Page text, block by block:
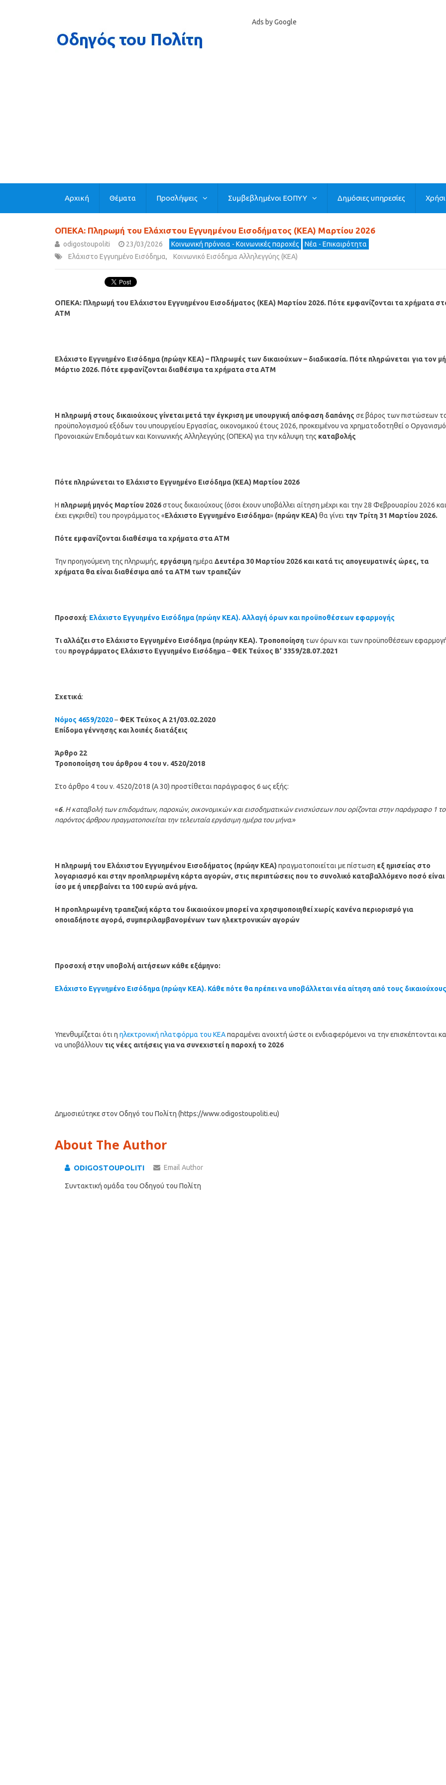
Ads by Google
Αρχική Θέματα Προσλήψεις Συμβεβλημένοι ΕΟΠΥΥ Δημόσιες υπηρεσίες
ΟΠΕΚΑ: Πληρωμή του Ελάχιστου Εγγυημένου Εισοδήματος (ΚΕΑ) Μαρτίου 2026
odigostoupoliti 23/03/2026 Κοινωνική πρόνοια - Κοινωνικές παροχές
Νέα - Επικαιρότητα
Ελάχιστο Εγγυημένο Εισόδημα, Κοινωνικό Εισόδημα Αλληλεγγύης (ΚΕΑ)
ΟΠΕΚΑ: Πληρωμή του Ελάχιστου Εγγυημένου Εισοδήματος (ΚΕΑ) Μαρτίου 2026. Πότε εμφανίζονται τα χρήματα
ΑΤΜ
Ελάχιστο Εγγυημένο Εισόδημα (πρώην ΚΕΑ) – Πληρωμές των δικαιούχων – διαδικασία. Πότε πληρώνεται για τον
Μάρτιο 2026. Πότε εμφανίζονται διαθέσιμα τα χρήματα στα ΑΤΜ
Η πληρωμή στους δικαιούχους γίνεται μετά την έγκριση με υπουργική απόφαση δαπάνης σε βάρος των πιστώσεων
προϋπολογισμού εξόδων του υπουργείου Εργασίας, οικονομικού έτους 2026, προκειμένου να χρηματοδοτηθεί ο
Προνοιακών Επιδομάτων και Κοινωνικής Αλληλεγγύης (ΟΠΕΚΑ) για την κάλυψη της καταβολής
Πότε πληρώνεται το Ελάχιστο Εγγυημένο Εισόδημα (ΚΕΑ) Μαρτίου 2026
Η πληρωμή μηνός Μαρτίου 2026στους δικαιούχους (όσοι έχουν υποβάλλει αίτηση μέχρι και την 28 Φεβρουαρίου 2026 και
έχει εγκριθεί) του προγράμματος «Ελάχιστο Εγγυημένο Εισόδημα» (πρώην ΚΕΑ) θα γίνει την Τρίτη 31 Μαρτίου 2026.
Πότε εμφανίζονται διαθέσιμα τα χρήματα στα ΑΤΜ
Την προηγούμενη της πληρωμής, εργάσιμηημέρα Δευτέρα 30 Μαρτίου 2026 και κατά τις απογευματινές ώρες, τα
χρήματα θα είναι διαθέσιμα από τα ΑΤΜ των τραπεζών
Προσοχή: Ελάχιστο Εγγυημένο Εισόδημα (πρώην ΚΕΑ). Αλλαγή όρων και προϋποθέσεων εφαρμογής
Τι αλλάζει στο Ελάχιστο Εγγυημένο Εισόδημα (πρώην ΚΕΑ). Τροποποίηση των όρων και των προϋποθέσεων
του προγράμματος Ελάχιστο Εγγυημένο Εισόδημα– ΦΕΚ Τεύχος B’ 3359/28.07.2021
Σχετικά:
Νόμος 4659/2020– ΦΕΚ Τεύχος A 21/03.02.2020
Επίδομα γέννησης και λοιπές διατάξεις
Άρθρο 22
Τροποποίηση του άρθρου 4 του ν. 4520/2018
Στο άρθρο 4 του ν. 4520/2018 (Α 30) προστίθεται παράγραφος 6 ως εξής:
«6. Η καταβολή των επιδομάτων, παροχών, οικονομικών και εισοδηματικών ενισχύσεων που ορίζονται στην παράγραφο 1
παρόντος άρθρου πραγματοποιείται την τελευταία εργάσιμη ημέρα του μήνα.»
Η πληρωμή του Ελάχιστου Εγγυημένου Εισοδήματος (πρώην ΚΕΑ) πραγματοποιείται με πίστωση εξ ημισείας στο
λογαριασμό και στην προπληρωμένη κάρτα αγορών, στις περιπτώσεις που το συνολικό καταβαλλόμενο ποσό είναι
ίσο με ή υπερβαίνει τα 100 ευρώ ανά μήνα.
Η προπληρωμένη τραπεζική κάρτα του δικαιούχου μπορεί να χρησιμοποιηθεί χωρίς κανένα περιορισμό για
οποιαδήποτε αγορά, συμπεριλαμβανομένων των ηλεκτρονικών αγορών
Προσοχή στην υποβολή αιτήσεων κάθε εξάμηνο:
Ελάχιστο Εγγυημένο Εισόδημα (πρώην ΚΕΑ). Κάθε πότε θα πρέπει να υποβάλλεται νέα αίτηση από τους δικαιούχους
Υπενθυμίζεται ότι η ηλεκτρονική πλατφόρμα του ΚΕΑπαραμένει ανοιχτή ώστε οι ενδιαφερόμενοι να την επισκέπτονται
να υποβάλλουν τις νέες αιτήσεις για να συνεχιστεί η παροχή το 2026
Δημοσιεύτηκε στον Οδηγό του Πολίτη (https://www.odigostoupoliti.eu)
About The Author
ODIGOSTOUPOLITI Email Author
Συντακτική ομάδα του Οδηγού του Πολίτη